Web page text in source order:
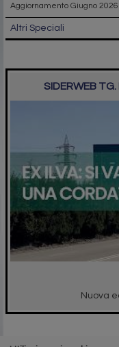
Aggiornamento Giugno 2026
Altri Speciali
SIDERWEB
Nuova